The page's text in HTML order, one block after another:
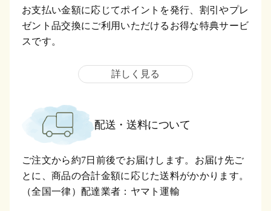
お支払い金額に応じてポイントを発行、割引やプレ
ゼント品交換にご利用いただけるお得な特典サービ
スです。
詳しく見る
配送・送料について
ご注文から約7日前後でお届けします。お届け先ご
とに、商品の合計金額に応じた送料がかかります。
（全国一律）配達業者：ヤマト運輸